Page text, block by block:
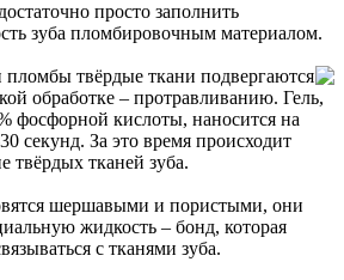
просто заполнить
зуба пломбировочным материалом.
твёрдые ткани подвергаются
обработке – протравливанию. Гель,
фосфорной кислоты, наносится на
секунд. За это время происходит
твёрдых тканей зуба.
шершавыми и пористыми, они
жидкость – бонд, которая
с тканями зуба.